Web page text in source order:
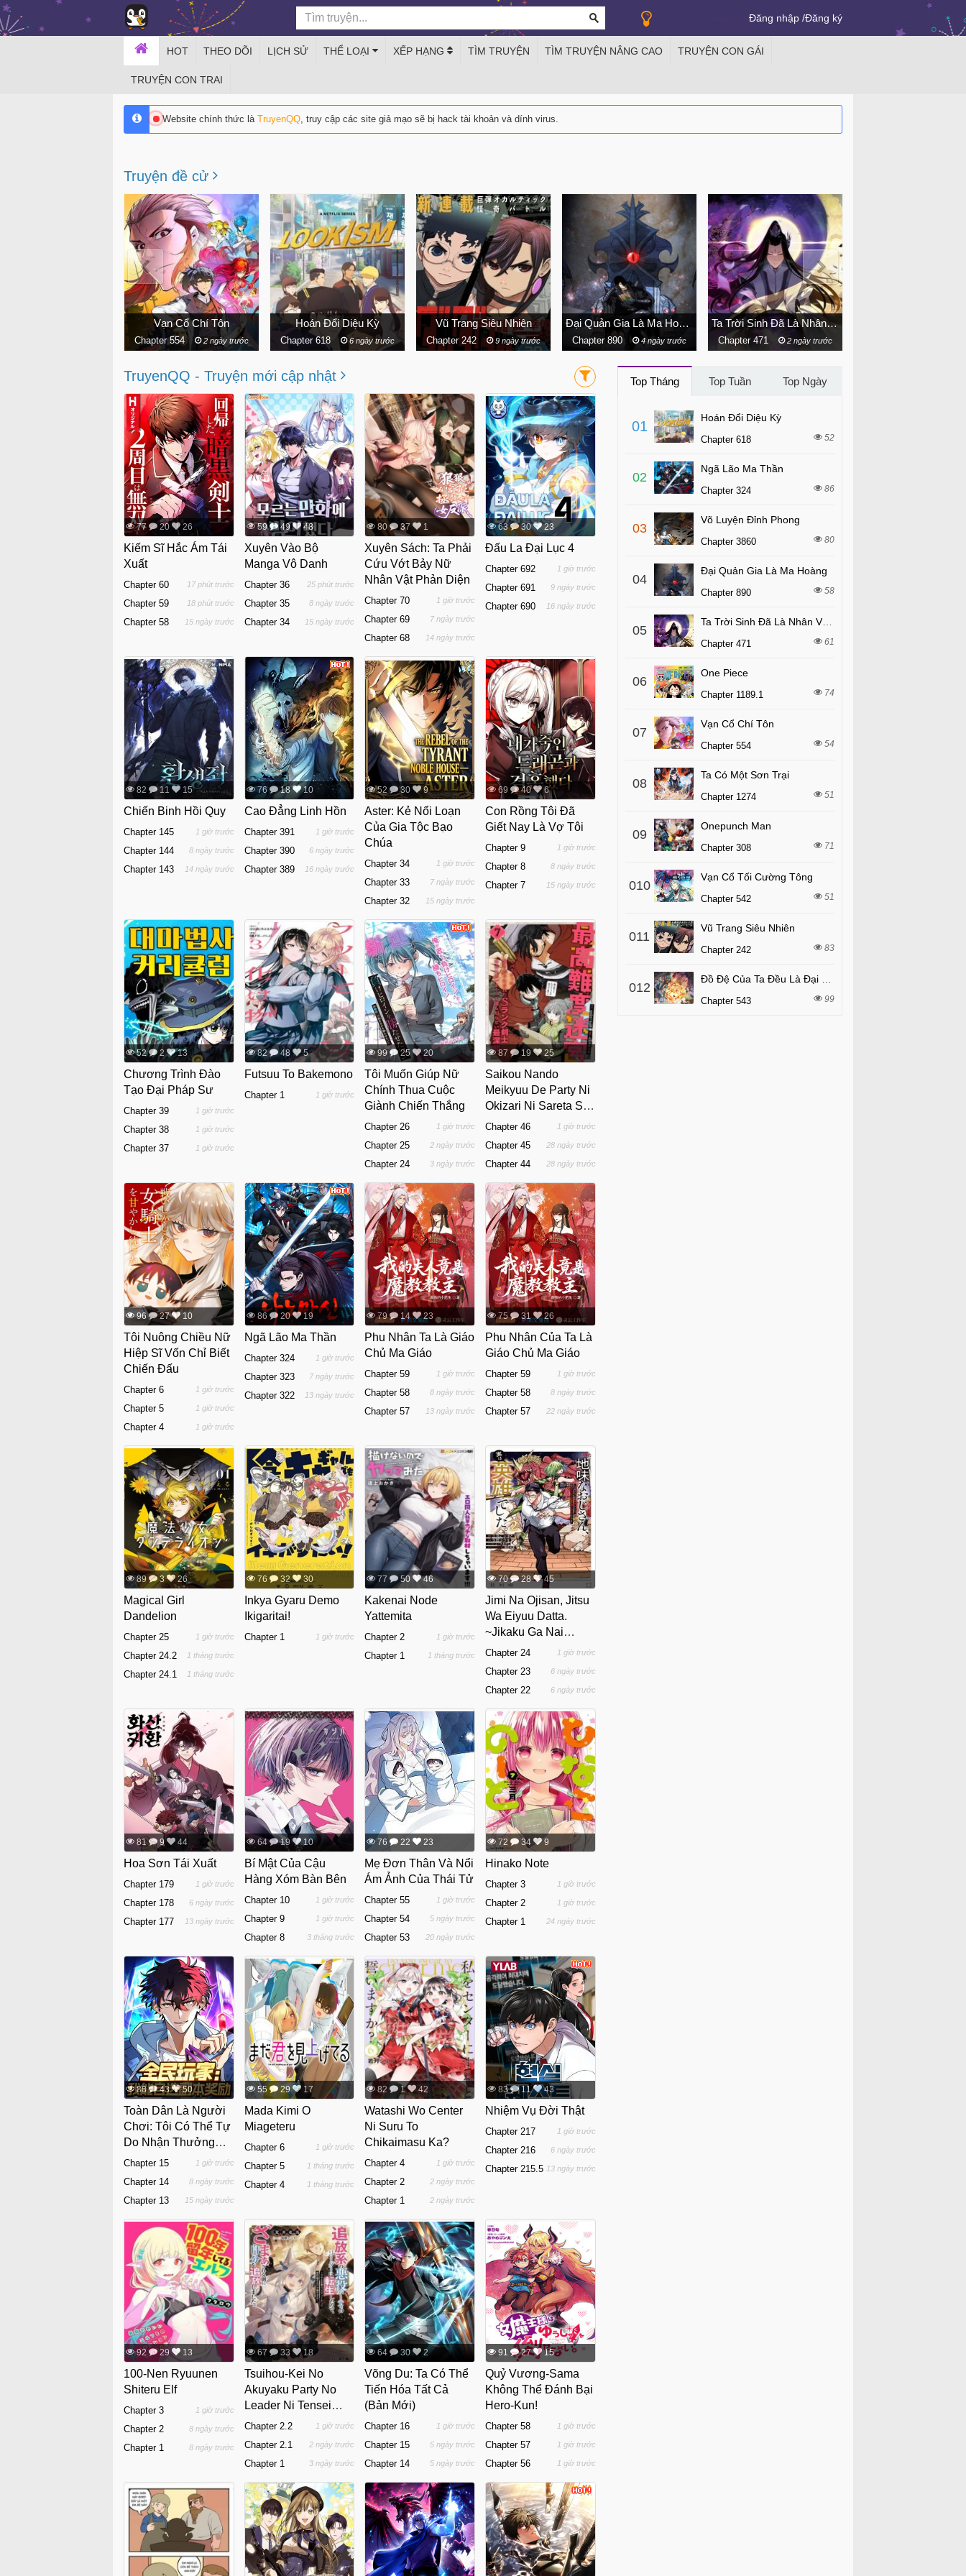
Đăng nhập Đăng ký
HOT THEO DÕI LỊCH SỬ THỂ LOẠI XẾP HẠNG TÌM TRUYỆN TÌM TRUYỆN NÂNG CAO TRUYỆN CON GÁI
TRUYỆN CON TRAI
Website chính thức là TruyenQQ, truy cập các site giả mạo sẽ bị hack tài khoản và dính virus.
Truyện đề cử
Vạn Cổ Chí Tôn
Chapter 554 2 ngày trước
Hoán Đổi Diệu Kỳ
Chapter 618 6 ngày trước
Vũ Trang Siêu Nhiên
Chapter 242 9 ngày trước
Đại Quản Gia Là Ma Hoàng
Chapter 890 4 ngày trước
Ta Trời Sinh Đã Là Nhân Vật Phản Diện
Chapter 471 2 ngày trước
TruyenQQ - Truyện mới cập nhật
77 20 26
Kiếm Sĩ Hắc Ám Tái
Xuất
Chapter 60 17 phút trước
Chapter 59 18 phút trước
Chapter 58 15 ngày trước
59 49 48
Xuyên Vào Bộ
Manga Vô Danh
Chapter 36 25 phút trước
Chapter 35 8 ngày trước
Chapter 34 15 ngày trước
80 37 1
Xuyên Sách: Ta Phải
Cứu Vớt Bảy Nữ
Nhân Vật Phản Diện
Chapter 70 1 giờ trước
Chapter 69 7 ngày trước
Chapter 68 14 ngày trước
63 30 23
Đấu La Đại Lục 4
Chapter 692 1 giờ trước
Chapter 691 9 ngày trước
Chapter 690 16 ngày trước
82 11 15
Chiến Binh Hồi Quy
Chapter 145 1 giờ trước
Chapter 144 8 ngày trước
Chapter 143 14 ngày trước
76 18 10
Cao Đẳng Linh Hồn
Chapter 391 1 giờ trước
Chapter 390 6 ngày trước
Chapter 389 16 ngày trước
52 30 9
Aster: Kẻ Nổi Loạn
Của Gia Tộc Bạo
Chúa
Chapter 34 1 giờ trước
Chapter 33 7 ngày trước
Chapter 32 15 ngày trước
69 40 6
Con Rồng Tôi Đã
Giết Nay Là Vợ Tôi
Chapter 9 1 giờ trước
Chapter 8 8 ngày trước
Chapter 7 15 ngày trước
52 2 13
Chương Trình Đào
Tạo Đại Pháp Sư
Chapter 39 1 giờ trước
Chapter 38 1 giờ trước
Chapter 37 1 giờ trước
82 48 5
Futsuu To Bakemono
Chapter 1 1 giờ trước
99 25 20
Tôi Muốn Giúp Nữ
Chính Thua Cuộc
Giành Chiến Thắng
Chapter 26 1 giờ trước
Chapter 25 2 ngày trước
Chapter 24 3 ngày trước
87 19 25
Saikou Nando
Meikyuu De Party Ni
Okizari Ni Sareta S-
Rank Kenshi, Hontou
Dare Mo Shiranai
Saishinbu E: Ore No
Kan Dato Tabun
Kocchi Ga Deguchi
Da To Omou
Chapter 46 1 giờ trước
Chapter 45 28 ngày trước
Chapter 44 28 ngày trước
96 27 10
Tôi Nuông Chiều Nữ
Hiệp Sĩ Vốn Chỉ Biết
Chiến Đấu
Chapter 6 1 giờ trước
Chapter 5 1 giờ trước
Chapter 4 1 giờ trước
86 20 19
Ngã Lão Ma Thần
Chapter 324 1 giờ trước
Chapter 323 7 ngày trước
Chapter 322 13 ngày trước
79 14 23
Phu Nhân Ta Là Giáo
Chủ Ma Giáo
Chapter 59 1 giờ trước
Chapter 58 8 ngày trước
Chapter 57 13 ngày trước
75 31 26
Phu Nhân Của Ta Là
Giáo Chủ Ma Giáo
Chapter 59 1 giờ trước
Chapter 58 8 ngày trước
Chapter 57 22 ngày trước
89 3 26
Magical Girl
Dandelion
Chapter 25 1 giờ trước
Chapter 24.2 1 tháng trước
Chapter 24.1 1 tháng trước
76 32 30
Inkya Gyaru Demo
Ikigaritai!
Chapter 1 1 giờ trước
77 50 46
Kakenai Node
Yattemita
Chapter 2 1 giờ trước
Chapter 1 1 tháng trước
70 28 45
Jimi Na Ojisan, Jitsu
Wa Eiyuu Datta.
~Jikaku Ga Nai
Mama Musou
Dungeon Haishin De
Sarasareteta You
Desu~
Chapter 24 1 giờ trước
Chapter 23 6 ngày trước
Chapter 22 6 ngày trước
81 9 44
Hoa Sơn Tái Xuất
Chapter 179 1 giờ trước
Chapter 178 6 ngày trước
Chapter 177 13 ngày trước
64 19 10
Bí Mật Của Cậu
Hàng Xóm Bàn Bên
Chapter 10 1 giờ trước
Chapter 9 1 giờ trước
Chapter 8 3 tháng trước
76 22 23
Mẹ Đơn Thân Và Nổi
Ám Ảnh Của Thái Tử
Chapter 55 1 giờ trước
Chapter 54 5 ngày trước
Chapter 53 20 ngày trước
72 34 9
Hinako Note
Chapter 3 1 giờ trước
Chapter 2 1 giờ trước
Chapter 1 24 ngày trước
88 43 50
Toàn Dân Là Người
Chơi: Tôi Có Thể Tự
Do Nhận Thưởng
Phó Bản
Chapter 15 1 giờ trước
Chapter 14 8 ngày trước
Chapter 13 15 ngày trước
55 29 17
Mada Kimi O
Miageteru
Chapter 6 1 giờ trước
Chapter 5 1 tháng trước
Chapter 4 1 tháng trước
82 1 42
Watashi Wo Center
Ni Suru To
Chikaimasu Ka?
Chapter 4 1 giờ trước
Chapter 2 2 ngày trước
Chapter 1 2 ngày trước
83 11 43
Nhiệm Vụ Đời Thật
Chapter 217 1 giờ trước
Chapter 216 6 ngày trước
Chapter 215.5 13 ngày trước
92 29 13
100-Nen Ryuunen
Shiteru Elf
Chapter 3 1 giờ trước
Chapter 2 8 ngày trước
Chapter 1 8 ngày trước
67 33 18
Tsuihou-Kei No
Akuyaku Party No
Leader Ni Tensei
Shita Node, Zamaa
O Tsuihou
Shimashita.: Skill O
Ubau "Steal" Tte
Akuyakusugiru Kedo
Tsuyosugiru
Chapter 2.2 1 giờ trước
Chapter 2.1 2 ngày trước
Chapter 1 3 ngày trước
64 30 2
Võng Du: Ta Có Thể
Tiến Hóa Tất Cả
(Bản Mới)
Chapter 16 1 giờ trước
Chapter 15 5 ngày trước
Chapter 14 5 ngày trước
91 27 15
Quỷ Vương-Sama
Không Thể Đánh Bại
Hero-Kun!
Chapter 58 1 giờ trước
Chapter 57 1 giờ trước
Chapter 56 1 giờ trước
Top Tháng Top Tuần Top Ngày
01
Hoán Đổi Diệu Kỳ
Chapter 618 52
02
Ngã Lão Ma Thần
Chapter 324 86
03
Võ Luyện Đỉnh Phong
Chapter 3860 80
04
Đại Quản Gia Là Ma Hoàng
Chapter 890 58
05
Ta Trời Sinh Đã Là Nhân Vật Phản Diện
Chapter 471 61
06
One Piece
Chapter 1189.1 74
07
Vạn Cổ Chí Tôn
Chapter 554 54
08
Ta Có Một Sơn Trại
Chapter 1274 51
09
Onepunch Man
Chapter 308 71
010
Vạn Cổ Tối Cường Tông
Chapter 542 51
011
Vũ Trang Siêu Nhiên
Chapter 242 83
012
Chapter 543 99